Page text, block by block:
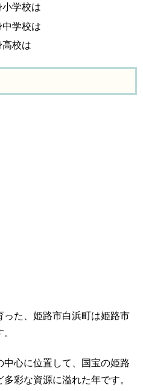
小学校は
中学校は
高校は
った、姫路市白浜町は姫路市
心に位置して、国宝の姫路
彩な資源に溢れた年です。